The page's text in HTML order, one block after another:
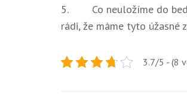
5. Co neuložíme do
rádi, že máme tyto úžasné
3.7/5 - (8